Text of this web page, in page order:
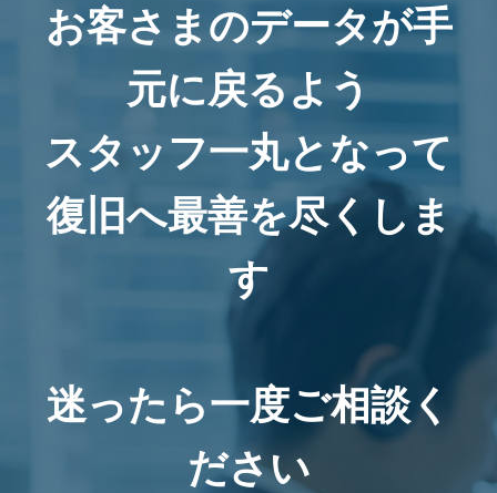
お客さまのデータが手
元に戻るよう
スタッフ一丸となって
復旧へ最善を尽くしま
す
迷ったら一度ご相談く
ださい